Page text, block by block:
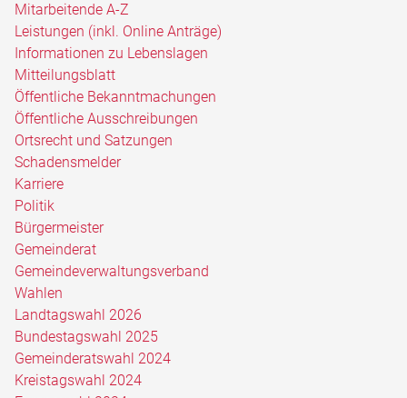
Mitarbeitende A-Z
Leistungen (inkl. Online Anträge)
Informationen zu Lebenslagen
Mitteilungsblatt
Öffentliche Bekanntmachungen
Öffentliche Ausschreibungen
Ortsrecht und Satzungen
Schadensmelder
Karriere
Politik
Bürgermeister
Gemeinderat
Gemeindeverwaltungsverband
Wahlen
Landtagswahl 2026
Bundestagswahl 2025
Gemeinderatswahl 2024
Kreistagswahl 2024